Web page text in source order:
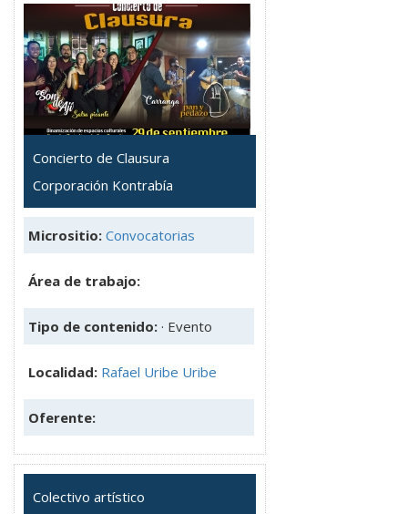
Concierto de Clausura
Corporación Kontrabía
Micrositio: Convocatorias
Área de trabajo:
Tipo de contenido: · Evento
Localidad: Rafael Uribe Uribe
Oferente:
Colectivo artístico